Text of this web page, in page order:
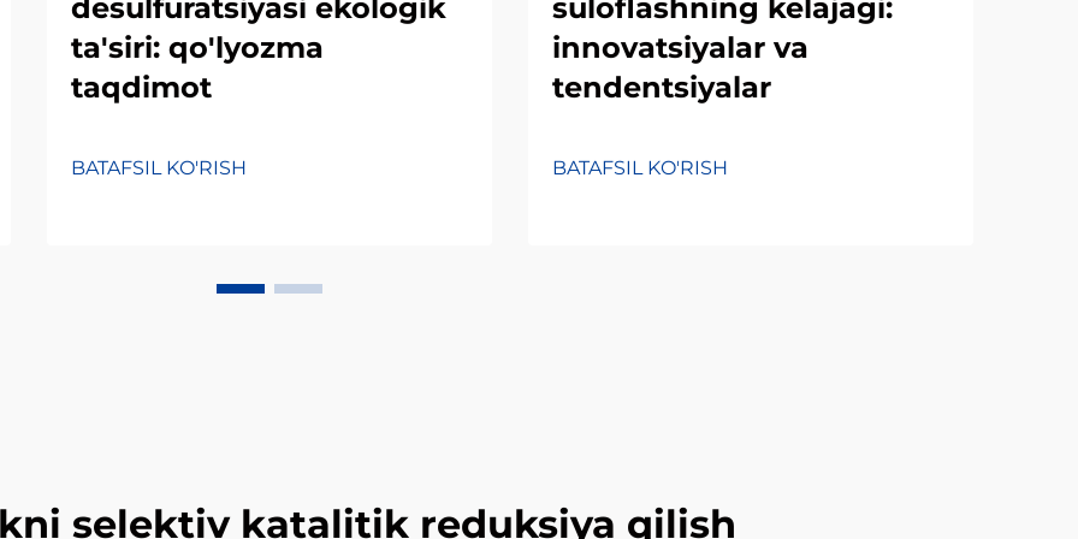
desulfuratsiyasi ekologik
ta'siri: qo'lyozma
taqdimot
BATAFSIL KO'RISH
suloflashning kelajagi:
innovatsiyalar va
tendentsiyalar
BATAFSIL KO'RISH
selektiv katalitik reduksiya qilish